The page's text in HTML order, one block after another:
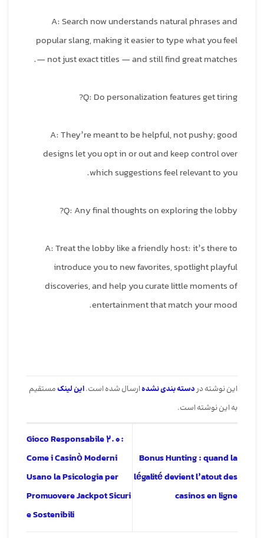
A: Search now understands natural phrases and
popular slang, making it easier to type what you feel
— not just exact titles — and still find great matches.
Q: Do personalization features get tiring?
A: They’re meant to be helpful, not pushy; good
designs let you opt in or out and keep control over
which suggestions feel relevant to you.
Q: Any final thoughts on exploring the lobby?
A: Treat the lobby like a friendly host: it’s there to
introduce you to new favorites, spotlight playful
discoveries, and help you curate little moments of
entertainment that match your mood.
این نوشته دردسته بندی نشدهارسال شده است.این لینکمستقیم
به این نوشته است.
Bonus Hunting : quand la
légalité devient l’atout des
casinos en ligne
Gioco Responsabile 2.0:
Come i Casinò Moderni
Usano la Psicologia per
Promuovere Jackpot Sicuri
e Sostenibili